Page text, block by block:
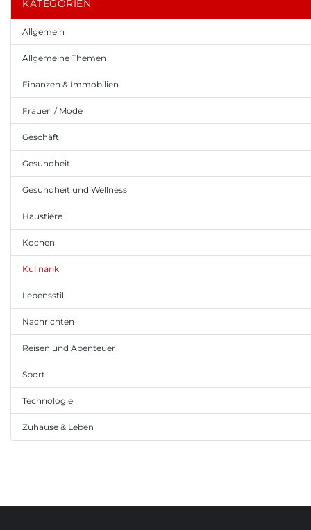
KATEGORIEN
Allgemein
Allgemeine Themen
Finanzen & Immobilien
Frauen / Mode
Geschäft
Gesundheit
Gesundheit und Wellness
Haustiere
Kochen
Kulinarik
Lebensstil
Nachrichten
Reisen und Abenteuer
Sport
Technologie
Zuhause & Leben